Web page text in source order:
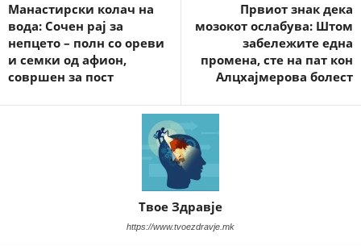
Манастирски колач на
вода: Сочен рај за
непцето – полн со ореви
и семки од афион,
совршен за пост
Првиот знак дека
мозокот ослабува: Штом
забележите една
промена, сте на пат кон
Алцхајмерова болест
Твое Здравје
https://www.tvoezdravje.mk